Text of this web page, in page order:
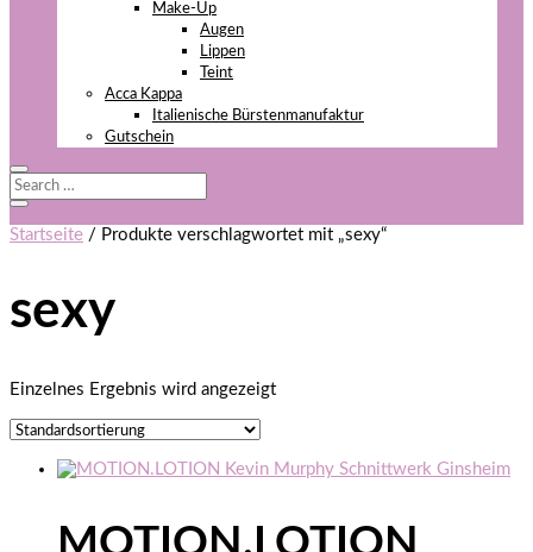
Make-Up
Augen
Lippen
Teint
Acca Kappa
Italienische Bürstenmanufaktur
Gutschein
Startseite / Produkte verschlagwortet mit „sexy“
sexy
Einzelnes Ergebnis wird angezeigt
MOTION.LOTION